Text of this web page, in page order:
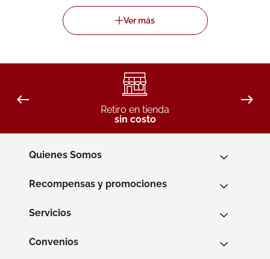
Retiro en tienda
sin costo
Quienes Somos
Recompensas y promociones
Servicios
Convenios